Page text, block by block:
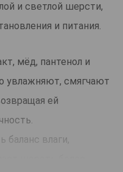
и светлой шерсти,
и питания.
мёд, пантенол и
увлажняют, смягчают
ей
баланс влаги,